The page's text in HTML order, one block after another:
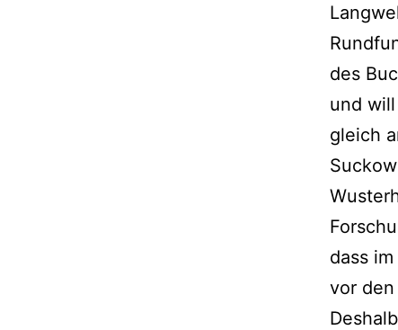
des
und
gleich
dass
vor